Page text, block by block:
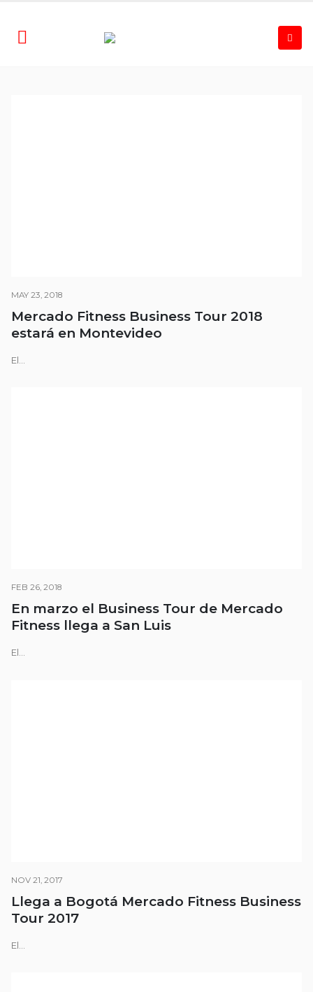
MAY 23, 2018
Mercado Fitness Business Tour 2018
estará en Montevideo
El...
FEB 26, 2018
En marzo el Business Tour de Mercado
Fitness llega a San Luis
El...
NOV 21, 2017
Llega a Bogotá Mercado Fitness Business
Tour 2017
El...